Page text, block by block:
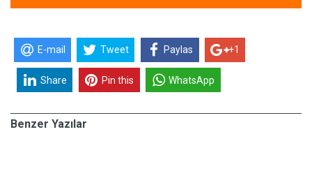
E-mail Tweet Paylas +1
Share Pin this WhatsApp
Benzer Yazılar